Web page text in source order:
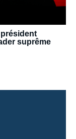
suprême